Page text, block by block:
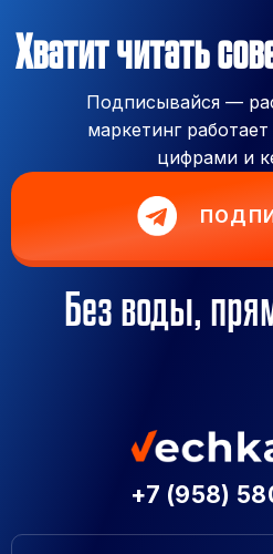
Хватит читать
Подписывайся —
маркетинг работает
цифрами и
Без воды,
+7 (958)